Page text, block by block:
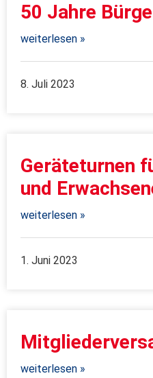
50 Jahre
weiterlesen »
8. Juli 2023
Geräteturnen
und
weiterlesen »
1. Juni 2023
weiterlesen »